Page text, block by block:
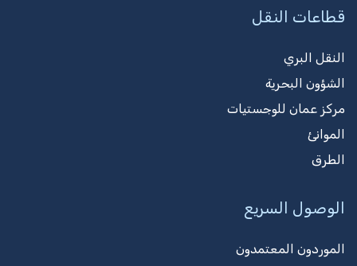
قطاعات النقل
النقل البري
الشؤون البحرية
مركز عمان للوجستيات
الموانئ
الطرق
الوصول السريع
الموردون المعتمدون